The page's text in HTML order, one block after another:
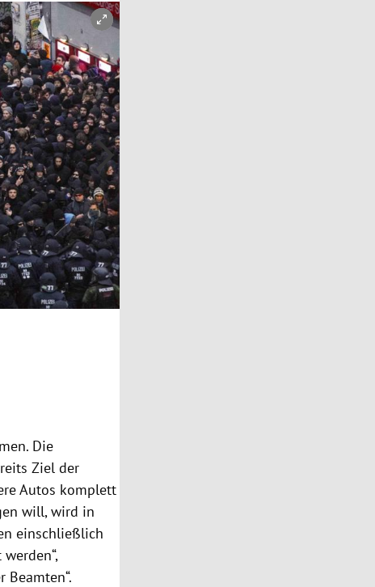
Die
Ziel der
Autos komplett
will, wird in
einschließlich
Beamten“.